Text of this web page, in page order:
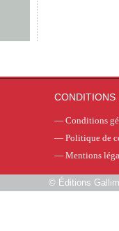
CONDITIONS
— Conditions
— Politique de
— Mentions
© Éditions